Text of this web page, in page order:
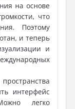
на основе
что
Поэтому
и теперь
и
интерфейс
легко